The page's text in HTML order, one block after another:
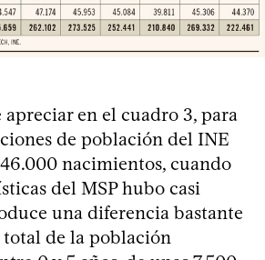
apreciar en el cuadro 3, para
de población del INE
nacimientos, cuando
del MSP hubo casi
una diferencia bastante
total de la población